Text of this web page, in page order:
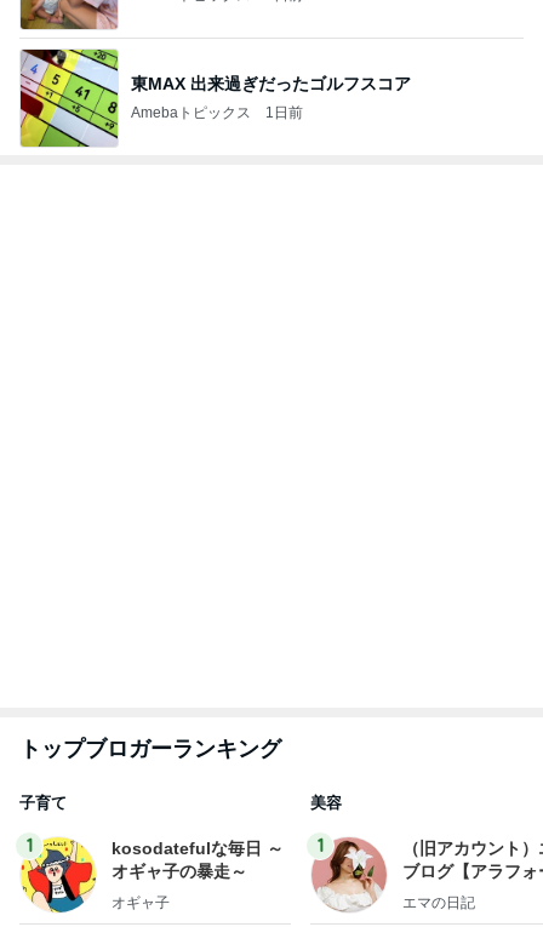
東MAX 出来過ぎだったゴルフスコア
Amebaトピックス 1日前
トップブロガーランキング
子育て
1
kosodatefulな毎日 ～
オギャ子の暴走～
オギャ子
美容
1
（旧アカウント
ブログ【アラフォ
社売却セカンドラ
エマの日記